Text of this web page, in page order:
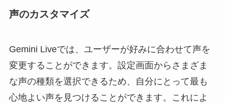
声のカスタマイズ
Gemini Liveでは、ユーザーが好みに合わせて声を
変更することができます。設定画面からさまざま
な声の種類を選択できるため、自分にとって最も
心地よい声を見つけることができます。これによ